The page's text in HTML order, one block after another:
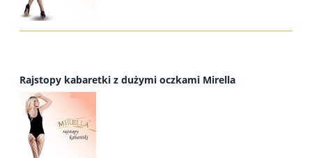
Rajstopy kabaretki z dużymi oczkami Mirella